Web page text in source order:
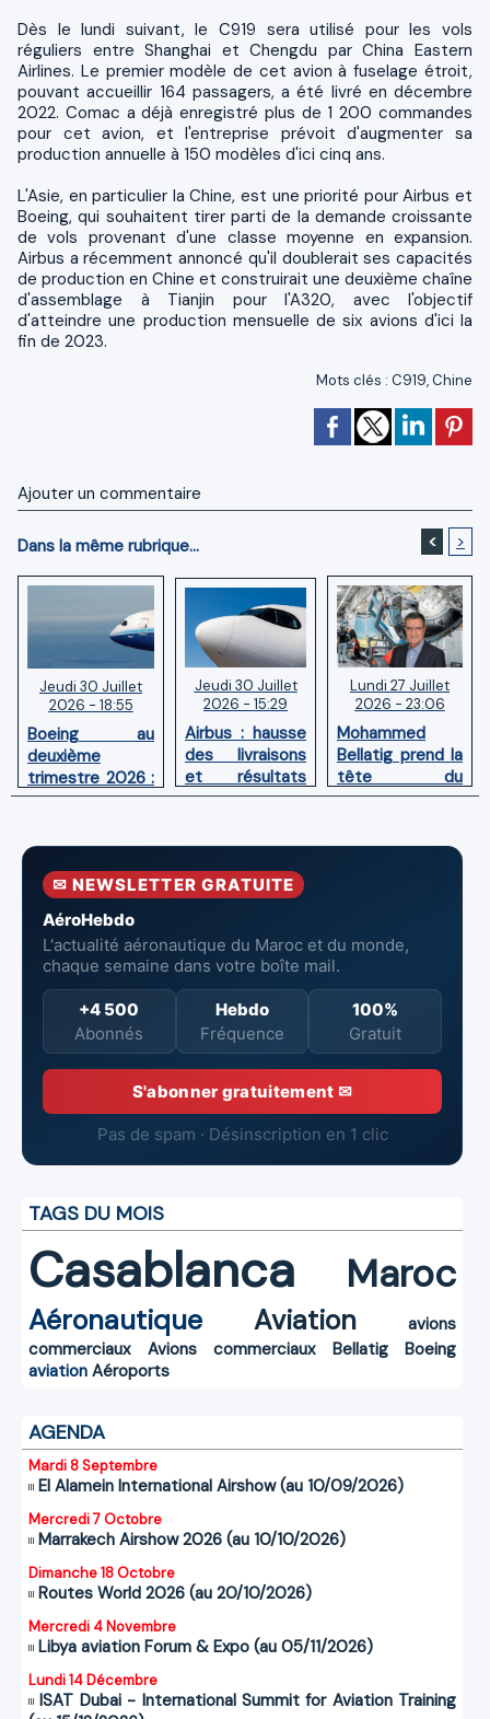
Dès le lundi suivant, le C919 sera utilisé pour les vols
réguliers entre Shanghai et Chengdu par China Eastern
Airlines. Le premier modèle de cet avion à fuselage étroit,
pouvant accueillir 164 passagers, a été livré en décembre
2022. Comac a déjà enregistré plus de 1 200 commandes
pour cet avion, et l'entreprise prévoit d'augmenter sa
production annuelle à 150 modèles d'ici cinq ans.
L'Asie, en particulier la Chine, est une priorité pour Airbus et
Boeing, qui souhaitent tirer parti de la demande croissante
de vols provenant d'une classe moyenne en expansion.
Airbus a récemment annoncé qu'il doublerait ses capacités
de production en Chine et construirait une deuxième chaîne
d'assemblage à Tianjin pour l'A320, avec l'objectif
d'atteindre une production mensuelle de six avions d'ici la
fin de 2023.
Mots clés : C919,Chine
Ajouter un commentaire
Dans la même rubrique... < >
Jeudi 30 Juillet
2026 - 18:55
Boeing au
deuxième
trimestre 2026 :
Chiffre d'affaires
pertes nettes
réduites
Jeudi 30 Juillet
2026 - 15:29
Airbus : hausse
des livraisons
et résultats
financiers
premier
Lundi 27 Juillet
2026 - 23:06
Mohammed
Bellatig prend la
tête du
Groupement
Marocaines
✉ NEWSLETTER GRATUITE
AéroHebdo
L'actualité aéronautique du Maroc et du monde,
chaque semaine dans votre boîte mail.
+4 500
Abonnés
Hebdo
Fréquence
100%
Gratuit
S'abonner gratuitement ✉
Pas de spam · Désinscription en 1 clic
TAGS DU MOIS
Casablanca Maroc
Aéronautique Aviation
avions
commerciaux
Avions commerciaux Bellatig
Boeing
aviation Aéroports
AGENDA
Mardi 8 Septembre
El Alamein International Airshow (au 10/09/2026)
Mercredi 7 Octobre
Marrakech Airshow 2026 (au 10/10/2026)
Dimanche 18 Octobre
Routes World 2026 (au 20/10/2026)
Mercredi 4 Novembre
Libya aviation Forum & Expo (au 05/11/2026)
Lundi 14 Décembre
ISAT Dubai - International Summit for Aviation Training